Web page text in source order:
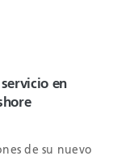
en
de su nuevo